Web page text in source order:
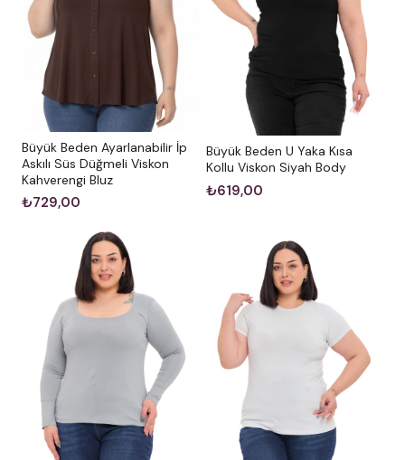
Büyük Beden Ayarlanabilir İp
Askılı Süs Düğmeli Viskon
Kahverengi Bluz
₺729,00
Büyük Beden U Yaka Kısa
Kollu Viskon Siyah Body
₺619,00